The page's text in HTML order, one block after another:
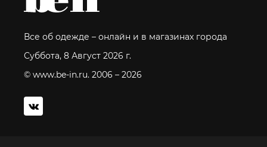
Все об одежде – онлайн и в магазинах города
Суббота, 8 Август 2026 г.
© www.be-in.ru. 2006 – 2026